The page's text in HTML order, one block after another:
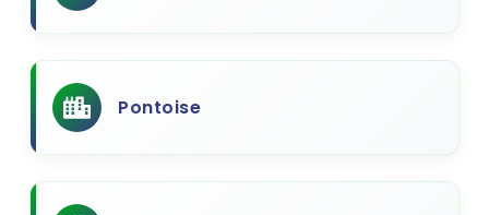
Pontoise